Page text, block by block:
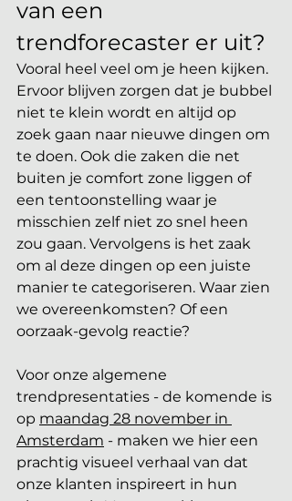
van een
trendforecaster er uit?
Vooral heel veel om je heen kijken.
Ervoor blijven zorgen dat je bubbel
niet te klein wordt en altijd op
zoek gaan naar nieuwe dingen om
te doen. Ook die zaken die net
buiten je comfort zone liggen of
een tentoonstelling waar je
misschien zelf niet zo snel heen
zou gaan. Vervolgens is het zaak
om al deze dingen op een juiste
manier te categoriseren. Waar zien
we overeenkomsten? Of een
oorzaak-gevolg reactie?
Voor onze algemene
trendpresentaties - de komende is
op maandag 28 november in
Amsterdam - maken we hier een
prachtig visueel verhaal van dat
onze klanten inspireert in hun